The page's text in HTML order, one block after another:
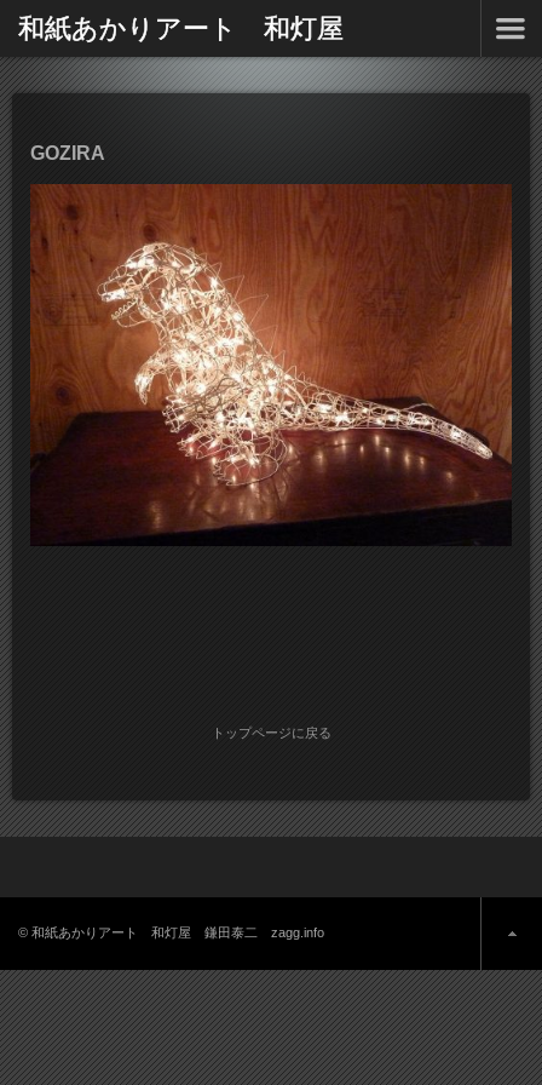
和紙あかりアート 和灯屋
GOZIRA
トップページに戻る
© 和紙あかりアート 和灯屋 鎌田泰二 zagg.info